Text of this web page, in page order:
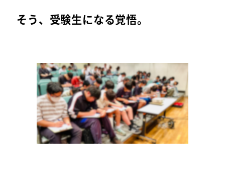
そう、受験生になる覚悟。